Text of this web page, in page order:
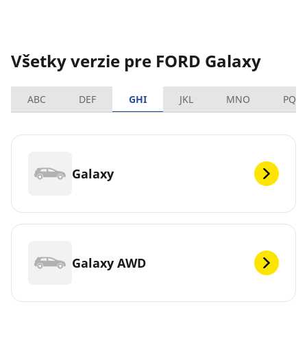
Všetky verzie pre FORD Galaxy
ABC DEF GHI JKL MNO PQRS
Galaxy
Galaxy AWD